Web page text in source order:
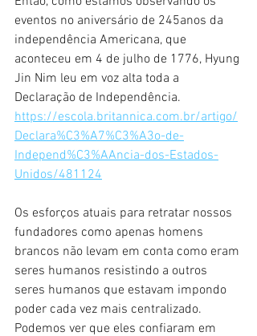
eventos no aniversário de 245anos da
independência Americana, que
aconteceu em 4 de julho de 1776, Hyung
Jin Nim leu em voz alta toda a
Declaração de Independência.
https://escola.britannica.com.br/artigo/
Declara%C3%A7%C3%A3o-de-
Independ%C3%AAncia-dos-Estados-
Unidos/481124
Os esforços atuais para retratar nossos
fundadores como apenas homens
brancos não levam em conta como eram
seres humanos resistindo a outros
seres humanos que estavam impondo
poder cada vez mais centralizado.
Podemos ver que eles confiaram em